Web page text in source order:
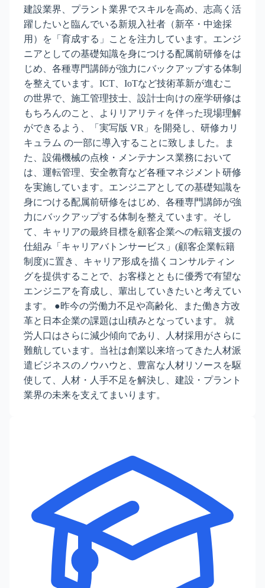
建設業界、プラント業界でスキルを高め、志高く活
躍したいと臨んでいる新規入社者（新卒・中途採
用）を「育成する」ことを注力しています。エンジ
ニアとしての基礎知識を身につける配属前研修をは
じめ、各種専門講師が強力にバックアップする体制
を整えています。ICT、IoTなど技術革新が進むこ
の世界で、施工管理技士、設計士向けの座学研修は
もちろんのこと、よりリアリティを伴った現場理解
ができるよう、「実写版 VR」を開発し、研修カリ
キュラム の一部に導入することに致しました。ま
た、設備機械の点検・メンテナンス業務において
は、運転管理、安全教育など各種マネジメント研修
を実施しています。エンジニアとしての基礎知識を
身につける配属前研修をはじめ、各種専門講師が強
力にバックアップする体制を整えています。そし
て、キャリアの最終目標を顧客企業への転籍支援の
仕組み「キャリアバトンサービス」(顧客企業転籍
制度)に置き、キャリア形成を描くコンサルティン
グを提供することで、お客様とともに優秀で有望な
エンジニアを育成し、輩出していきたいと考えてい
ます。 ●昨今の労働力不足や高齢化、また働き方改
革と日本企業の課題は山積みとなっています。 就
労人口はさらに減少傾向であり、人材採用がさらに
難航しています。当社は創業以来培ってきた人材派
遣ビジネスのノウハウと、豊富な人材リソースを駆
使して、人材・人手不足を解決し、建設・プラント
業界の未来を支えてまいります。